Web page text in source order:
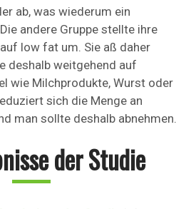
ab, was wiederum ein
andere Gruppe stellte ihre
low fat um. Sie aß daher
deshalb weitgehend auf
wie Milchprodukte, Wurst oder
sich die Menge an
man sollte deshalb abnehmen.
der Studie